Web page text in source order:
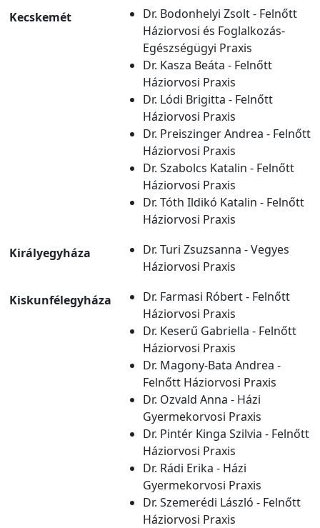
Kecskemét
Dr. Bodonhelyi Zsolt - Felnőtt
Háziorvosi és Foglalkozás-
Egészségügyi Praxis
Dr. Kasza Beáta - Felnőtt
Háziorvosi Praxis
Dr. Lódi Brigitta - Felnőtt
Háziorvosi Praxis
Dr. Preiszinger Andrea - Felnőtt
Háziorvosi Praxis
Dr. Szabolcs Katalin - Felnőtt
Háziorvosi Praxis
Dr. Tóth Ildikó Katalin - Felnőtt
Háziorvosi Praxis
Királyegyháza
Dr. Turi Zsuzsanna - Vegyes
Háziorvosi Praxis
Kiskunfélegyháza
Dr. Farmasi Róbert - Felnőtt
Háziorvosi Praxis
Dr. Keserű Gabriella - Felnőtt
Háziorvosi Praxis
Dr. Magony-Bata Andrea -
Felnőtt Háziorvosi Praxis
Dr. Ozvald Anna - Házi
Gyermekorvosi Praxis
Dr. Pintér Kinga Szilvia - Felnőtt
Háziorvosi Praxis
Dr. Rádi Erika - Házi
Gyermekorvosi Praxis
Dr. Szemerédi László - Felnőtt
Háziorvosi Praxis